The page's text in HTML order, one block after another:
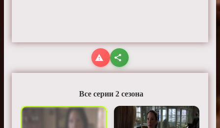
Все серии 2 сезона